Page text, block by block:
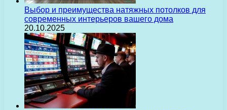
Выбор и преимущества натяжных потолков для
современных интерьеров вашего дома
20.10.2025